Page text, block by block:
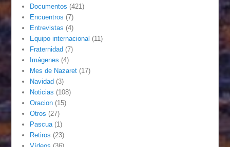
Documentos (421)
Encuentros (7)
Entrevistas (4)
Equipo internacional (11)
Fraternidad (7)
Imágenes (4)
Mes de Nazaret (17)
Navidad (3)
Noticias (108)
Oracion (15)
Otros (27)
Pascua (1)
Retiros (23)